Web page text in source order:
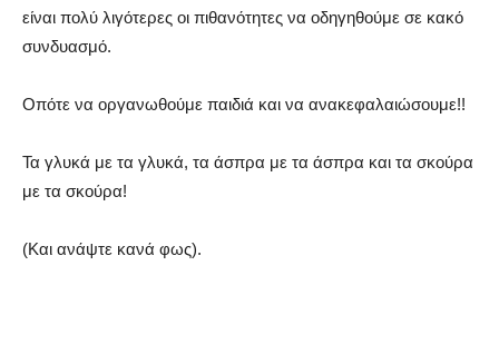
είναι πολύ λιγότερες οι πιθανότητες να οδηγηθούμε σε κακό
συνδυασμό.
Οπότε να οργανωθούμε παιδιά και να ανακεφαλαιώσουμε!!
Τα γλυκά με τα γλυκά, τα άσπρα με τα άσπρα και τα σκούρα
με τα σκούρα!
(Και ανάψτε κανά φως).